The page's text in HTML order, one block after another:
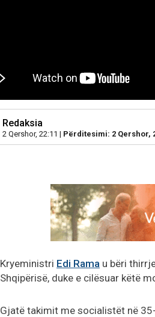
Redaksia
2 Qershor, 22:11 | Përditesimi: 2 Qershor,
Kryeministri Edi Rama u bëri
Shqipërisë, duke e cilësuar këtë
Gjatë takimit me socialistët në